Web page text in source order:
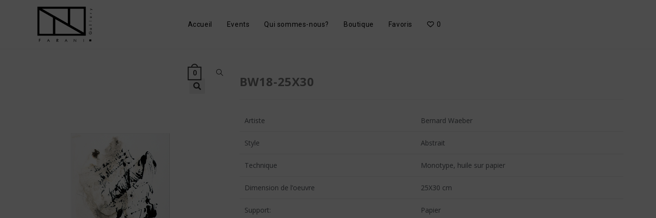
Accueil Events Qui sommes-nous? Boutique Favoris 0
0
BW18-25X30
Artiste Bernard Waeber
Style Abstrait
Technique Monotype, huile sur papier
Dimension de l’oeuvre 25X30 cm
Support: Papier